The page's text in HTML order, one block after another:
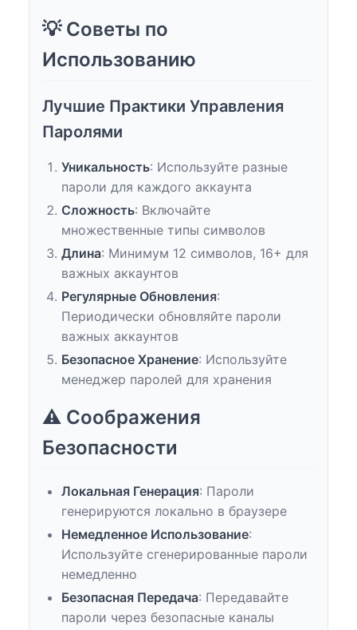
💡 Советы по
Использованию
Лучшие Практики Управления
Паролями
Уникальность: Используйте разные
пароли для каждого аккаунта
Сложность: Включайте
множественные типы символов
Длина: Минимум 12 символов, 16+ для
важных аккаунтов
Регулярные Обновления:
Периодически обновляйте пароли
важных аккаунтов
Безопасное Хранение: Используйте
менеджер паролей для хранения
⚠️ Соображения
Безопасности
Локальная Генерация: Пароли
генерируются локально в браузере
Немедленное Использование:
Используйте сгенерированные пароли
немедленно
Безопасная Передача: Передавайте
пароли через безопасные каналы